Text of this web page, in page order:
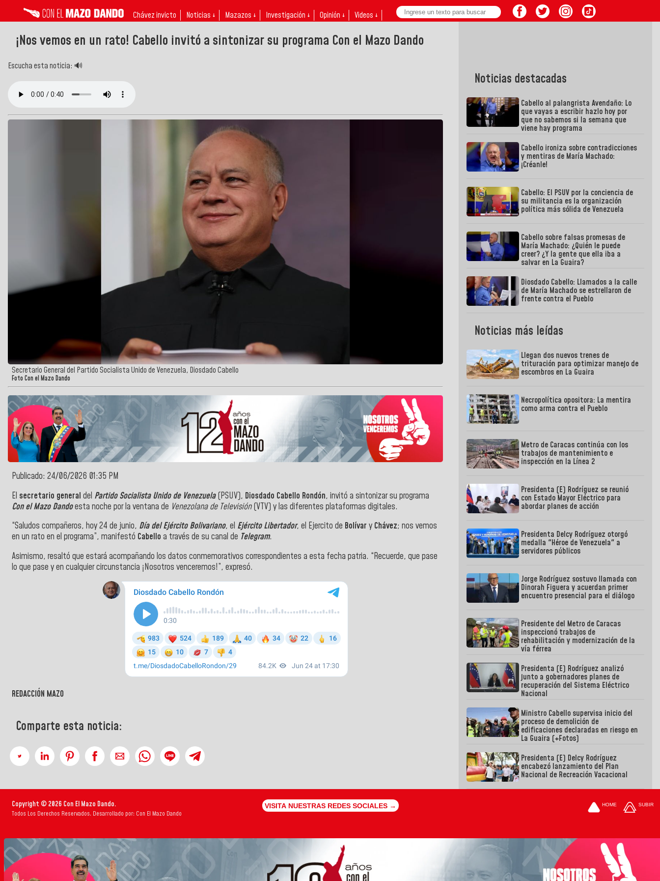
Chávez invicto Noticias ↓ Mazazos ↓ Investigación ↓ Opinión ↓ Videos ↓
¡Nos vemos en un rato! Cabello invitó a sintonizar su programa Con el Mazo Dando
Escucha esta noticia: 🔊
Secretario General del Partido Socialista Unido de Venezuela, Diosdado Cabello
Foto Con el Mazo Dando
Publicado: 24/06/2026 01:35 PM
El secretario general del Partido Socialista Unido de Venezuela(PSUV), Diosdado Cabello Rondón, invitó a sintonizar su programa
Con el Mazo Dandoesta noche por la ventana de Venezolana de Televisión(VTV) y las diferentes plataformas digitales.
“Saludos compañeros, hoy 24 de junio, Día del Ejército Bolivariano, el Ejército Libertador, el Ejercito de Bolívar y Chávez; nos vemos
en un rato en el programa”, manifestó Cabello a través de su canal de Telegram.
Asimismo, resaltó que estará acompañando los datos conmemorativos correspondientes a esta fecha patria. “Recuerde, que pase
lo que pase y en cualquier circunstancia ¡Nosotros venceremos!”, expresó.
REDACCIÓN MAZO
Comparte esta noticia:
Noticias destacadas
Cabello al palangrista Avendaño: Lo
que vayas a escribir hazlo hoy por
que no sabemos si la semana que
viene hay programa
Cabello ironiza sobre contradicciones
y mentiras de María Machado:
¡Créanle!
Cabello: El PSUV por la conciencia de
su militancia es la organización
política más sólida de Venezuela
Cabello sobre falsas promesas de
María Machado: ¿Quién le puede
creer? ¿Y la gente que ella iba a
salvar en La Guaira?
Diosdado Cabello: Llamados a la calle
de María Machado se estrellaron de
frente contra el Pueblo
Noticias más leídas
Llegan dos nuevos trenes de
trituración para optimizar manejo de
escombros en La Guaira
Necropolítica opositora: La mentira
como arma contra el Pueblo
Metro de Caracas continúa con los
trabajos de mantenimiento e
inspección en la Línea 2
Presidenta (E) Rodríguez se reunió
con Estado Mayor Eléctrico para
abordar planes de acción
Presidenta Delcy Rodríguez otorgó
medalla "Héroe de Venezuela" a
servidores públicos
Jorge Rodríguez sostuvo llamada con
Dinorah Figuera y acuerdan primer
encuentro presencial para el diálogo
Presidente del Metro de Caracas
inspeccionó trabajos de
rehabilitación y modernización de la
vía férrea
Presidenta (E) Rodríguez analizó
junto a gobernadores planes de
recuperación del Sistema Eléctrico
Nacional
Ministro Cabello supervisa inicio del
proceso de demolición de
edificaciones declaradas en riesgo en
La Guaira (+Fotos)
Presidenta (E) Delcy Rodríguez
encabezó lanzamiento del Plan
Nacional de Recreación Vacacional
Copyright © 2026 Con El Mazo Dando.
Todos Los Derechos Reservados. Desarrollado por: Con El Mazo Dando
VISITA NUESTRAS REDES SOCIALES → HOME SUBIR